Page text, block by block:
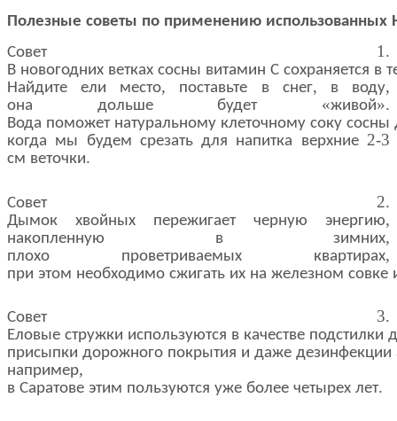
Полезные советы по применению использованных
Совет1.
В новогодних ветках сосны витамин С сохраняется в
Найдите
ели место, поставьте в снег, в воду,
она дольше будет«живой».
Вода поможет натуральному клеточному соку сосны
когда мы будем срезать для напитка верхние2-3
см веточки.
Совет2.
Дымок хвойных пережигает черную энергию,
накопленную в зимних,
плохо проветриваемых квартирах,
при этом необходимо сжигать их на железном совке
Совет3.
Еловые стружки используются в качестве подстилки
присыпки дорожного покрытия и даже дезинфекции
например,
в Саратове этим пользуются уже более четырех лет.